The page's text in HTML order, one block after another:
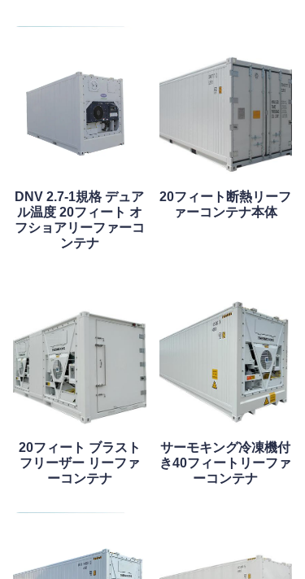
DNV 2.7-1規格 デュア
ル温度 20フィート オ
フショアリーファーコ
ンテナ
20フィート断熱リーフ
ァーコンテナ本体
20フィート ブラスト
フリーザー リーファ
ーコンテナ
サーモキング冷凍機付
き40フィートリーファ
ーコンテナ